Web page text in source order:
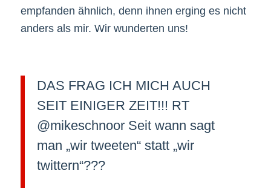
empfanden ähnlich, denn ihnen erging es nicht
anders als mir. Wir wunderten uns!
DAS FRAG ICH MICH AUCH
SEIT EINIGER ZEIT!!! RT
@mikeschnoor Seit wann sagt
man „wir tweeten“ statt „wir
twittern“???